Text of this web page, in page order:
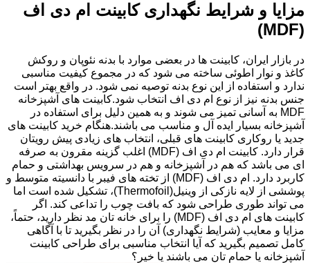
مزایا و شرایط نگهداری کابینت ام دی اف
(MDF)
در بازار ایران، کابینت ها در بعضی موارد با بدنه نئوپان و روکش
کاغذ و نوار اطوئی ساخته می شود که در مجموع کیفیت مناسبی
ندارد و استفاده از این نوع بدنه توصیه نمی شود. در واقع بهتر است
جنس بدنه نیز از نوع ام دی اف انتخاب شود.کابینت های آشپزخانه
MDF به آسانی تمیز می شوند و به همین دلیل برای استفاده در
آشپزخانه بسیار ایده آل و مناسب می باشند.هنگام خرید کابینت های
جدید یا روکاری کابینت های قبلی، انتخاب های زیادی پیش رویتان
قرار دارد. کابینت ام دی اف (MDF) اغلب گزینه مقرون به صرفه
ای می باشد که هم در آشپزخانه و هم در سرویس بهداشتی و حمام
کاربرد دارد. ام دی اف (MDF) از تخته های فیبر با دانسیته متوسط و
پوششی از لایه نازکی از وینیل(Thermofoil)، تشکیل شده است اما
می تواند طوری طراحی شود که بافت چوب را تداعی کند. اگر
کابینت های ام دی اف (MDF) را برای خانه تان مد نظر دارید، حتماً،
مزایا و معایب (شرایط نگهداری) آن را در نظر بگیرید تا با آگاهی
کامل تصمیم بگیرید که آیا انتخاب مناسبی برای طراحی کابینت
آشپزخانه یا حمام تان می باشند یا خیر؟